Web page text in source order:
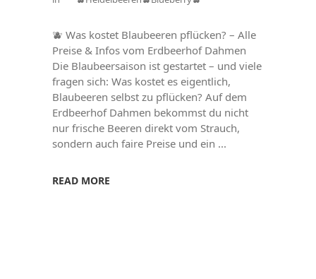
🫐 Was kostet Blaubeeren pflücken? – Alle
Preise & Infos vom Erdbeerhof Dahmen
Die Blaubeersaison ist gestartet – und viele
fragen sich: Was kostet es eigentlich,
Blaubeeren selbst zu pflücken? Auf dem
Erdbeerhof Dahmen bekommst du nicht
nur frische Beeren direkt vom Strauch,
sondern auch faire Preise und ein
READ MORE